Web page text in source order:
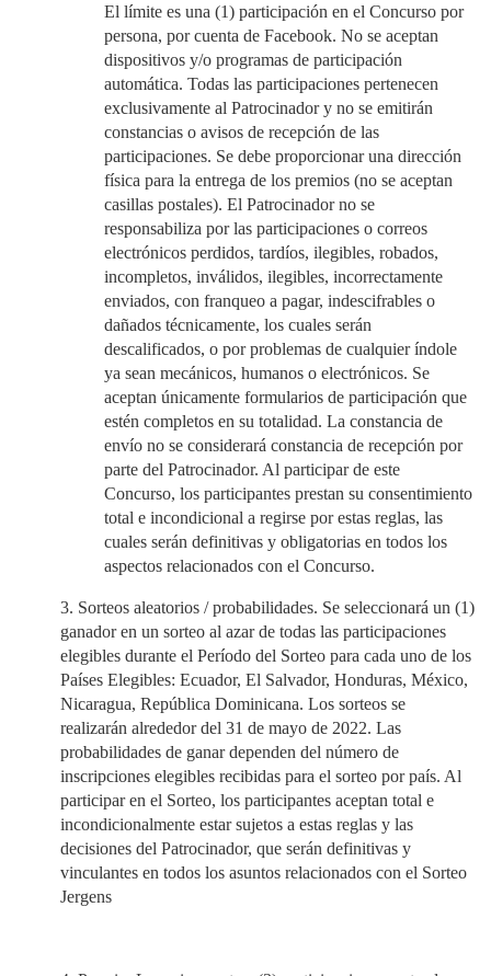
El límite es una (1) participación en el Concurso por
persona, por cuenta de Facebook. No se aceptan
dispositivos y/o programas de participación
automática. Todas las participaciones pertenecen
exclusivamente al Patrocinador y no se emitirán
constancias o avisos de recepción de las
participaciones. Se debe proporcionar una dirección
física para la entrega de los premios (no se aceptan
casillas postales). El Patrocinador no se
responsabiliza por las participaciones o correos
electrónicos perdidos, tardíos, ilegibles, robados,
incompletos, inválidos, ilegibles, incorrectamente
enviados, con franqueo a pagar, indescifrables o
dañados técnicamente, los cuales serán
descalificados, o por problemas de cualquier índole
ya sean mecánicos, humanos o electrónicos. Se
aceptan únicamente formularios de participación que
estén completos en su totalidad. La constancia de
envío no se considerará constancia de recepción por
parte del Patrocinador. Al participar de este
Concurso, los participantes prestan su consentimiento
total e incondicional a regirse por estas reglas, las
cuales serán definitivas y obligatorias en todos los
aspectos relacionados con el Concurso.
3. Sorteos aleatorios / probabilidades. Se seleccionará un (1)
ganador en un sorteo al azar de todas las participaciones
elegibles durante el Período del Sorteo para cada uno de los
Países Elegibles: Ecuador, El Salvador, Honduras, México,
Nicaragua, República Dominicana. Los sorteos se
realizarán alrededor del 31 de mayo de 2022. Las
probabilidades de ganar dependen del número de
inscripciones elegibles recibidas para el sorteo por país. Al
participar en el Sorteo, los participantes aceptan total e
incondicionalmente estar sujetos a estas reglas y las
decisiones del Patrocinador, que serán definitivas y
vinculantes en todos los asuntos relacionados con el Sorteo
Jergens